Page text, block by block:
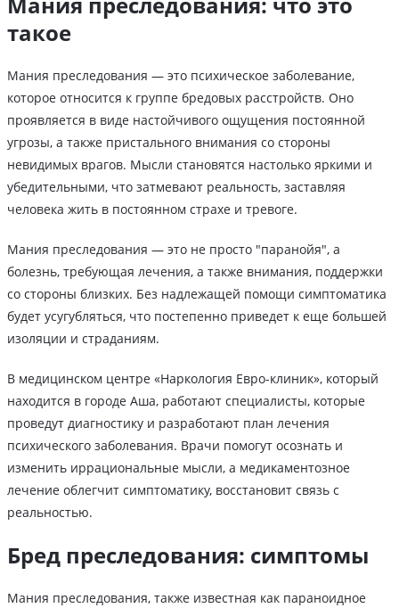
такое
Мания преследования — это психическое заболевание,
которое относится к группе бредовых расстройств. Оно
проявляется в виде настойчивого ощущения постоянной
угрозы, а также пристального внимания со стороны
невидимых врагов. Мысли становятся настолько яркими и
убедительными, что затмевают реальность, заставляя
человека жить в постоянном страхе и тревоге.
Мания преследования — это не просто "паранойя", а
болезнь, требующая лечения, а также внимания, поддержки
со стороны близких. Без надлежащей помощи симптоматика
будет усугубляться, что постепенно приведет к еще большей
изоляции и страданиям.
В медицинском центре «Наркология Евро-клиник», который
находится в городе Аша, работают специалисты, которые
проведут диагностику и разработают план лечения
психического заболевания. Врачи помогут осознать и
изменить иррациональные мысли, а медикаментозное
лечение облегчит симптоматику, восстановит связь с
реальностью.
Бред преследования: симптомы
Мания преследования, также известная как параноидное